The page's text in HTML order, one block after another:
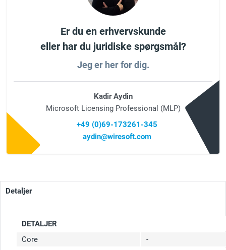
Er du en erhvervskunde
eller har du juridiske spørgsmål?
Jeg er her for dig.
Kadir Aydin
Microsoft Licensing Professional (MLP)
+49 (0)69-173261-345
aydin@wiresoft.com
Detaljer
DETALJER
Core
-